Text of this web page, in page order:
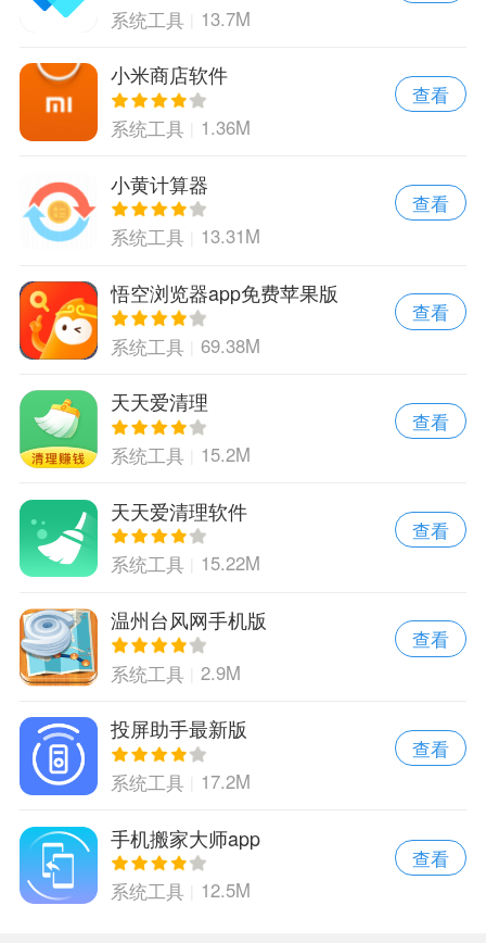
系统工具 13.7M
小米商店软件
系统工具 1.36M
查看
小黄计算器
系统工具 13.31M
查看
悟空浏览器app免费苹果版
系统工具 69.38M
查看
天天爱清理
系统工具 15.2M
查看
天天爱清理软件
系统工具 15.22M
查看
温州台风网手机版
系统工具 2.9M
查看
投屏助手最新版
系统工具 17.2M
查看
手机搬家大师app
系统工具 12.5M
查看